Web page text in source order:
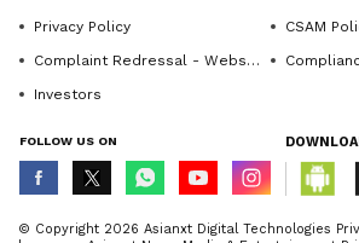
Privacy Policy
CSAM
Complaint Redressal - Website
Investors
FOLLOW US ON
© Copyright 2026 Asianxt Digital Technologies